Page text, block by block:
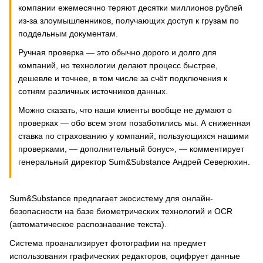
компании ежемесячно теряют десятки миллионов рублей
из-за злоумышленников, получающих доступ к грузам по
поддельным документам.
Ручная проверка — это обычно дорого и долго для
компаний, но технологии делают процесс быстрее,
дешевле и точнее, в том числе за счёт подключения к
сотням различных источников данных.
Можно сказать, что наши клиенты вообще не думают о
проверках — обо всем этом позаботились мы. А сниженная
ставка по страхованию у компаний, пользующихся нашими
проверками, — дополнительный бонус», — комментирует
генеральный директор Sum&Substance Андрей Северюхин.
Sum&Substance предлагает экосистему для онлайн-
безопасности на базе биометрических технологий и OCR
(автоматическое распознавание текста).
Система проанализирует фотографии на предмет
использования графических редакторов, оцифрует данные